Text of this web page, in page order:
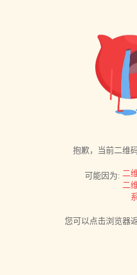
抱歉，当前二维
可能因为: 二
二
您可以点击浏览器